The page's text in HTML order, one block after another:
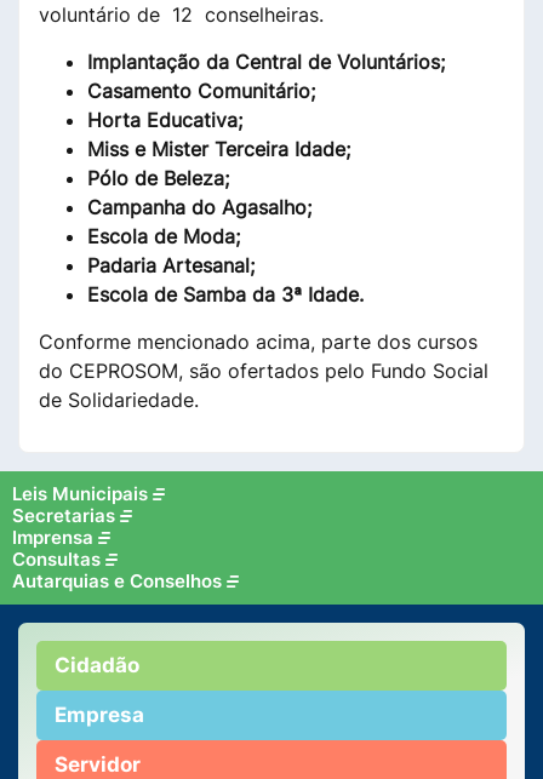
voluntário de 12 conselheiras.
Implantação da Central de Voluntários;
Casamento Comunitário;
Horta Educativa;
Miss e Mister Terceira Idade;
Pólo de Beleza;
Campanha do Agasalho;
Escola de Moda;
Padaria Artesanal;
Escola de Samba da 3ª Idade.
Conforme mencionado acima, parte dos cursos
do CEPROSOM, são ofertados pelo Fundo Social
de Solidariedade.
Leis Municipais
Secretarias
Imprensa
Consultas
Autarquias e Conselhos
Cidadão
Empresa
Servidor